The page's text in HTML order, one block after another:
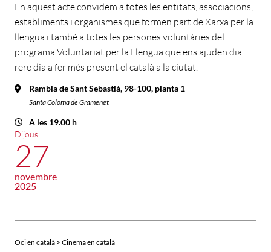
En aquest acte convidem a totes les entitats, associacions,
establiments i organismes que formen part de Xarxa per la
llengua i també a totes les persones voluntàries del
programa Voluntariat per la Llengua que ens ajuden dia
rere dia a fer més present el català a la ciutat.
Rambla de Sant Sebastià, 98-100, planta 1
Santa Coloma de Gramenet
A les 19.00 h
Dijous
27
novembre
2025
Oci en català > Cinema en català